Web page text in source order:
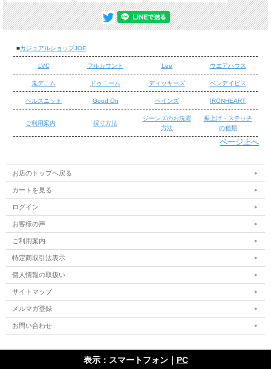
■カジュアルショップJOE
LVC フルカウント Lee ウエアハウス
鬼デニム ドゥニーム ディッキーズ ベンデイビス
ヘルスニット Good On ヘインズ IRONHEART
ご利用案内 採寸方法
ジーンズのお洗濯
方法
裾上げ・ステッチ
の種類
ページ上へ
/お店のトップへ戻る
カートを見る
ログイン
お客様の声
ご利用案内
特定商取引法表示
個人情報の取扱い
サイトマップ
メルマガ登録
お問い合わせ
表示：スマートフォン｜ PC